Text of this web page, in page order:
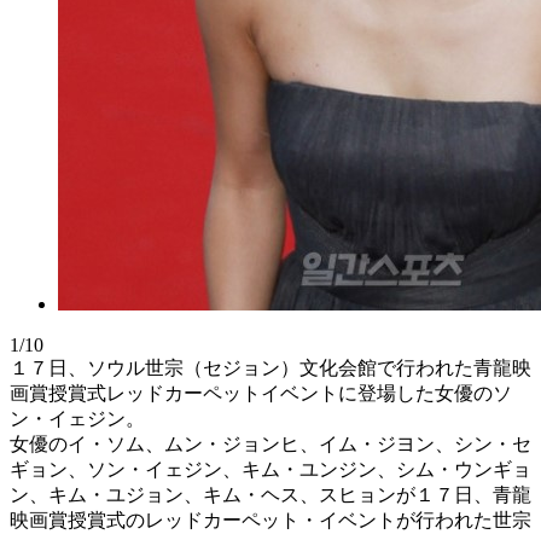
1/10
１７日、ソウル世宗（セジョン）文化会館で行われた青龍映
画賞授賞式レッドカーペットイベントに登場した女優のソ
ン・イェジン。
女優のイ・ソム、ムン・ジョンヒ、イム・ジヨン、シン・セ
ギョン、ソン・イェジン、キム・ユンジン、シム・ウンギョ
ン、キム・ユジョン、キム・ヘス、スヒョンが１７日、青龍
映画賞授賞式のレッドカーペット・イベントが行われた世宗